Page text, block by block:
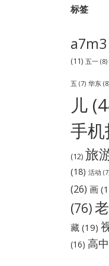
标签
a7m3
(11) 五一(8)
五 (7) 华东
儿
手机
(12) 旅
(18) 活动
(26) 画
(76)
藏(19)
(16) 高中